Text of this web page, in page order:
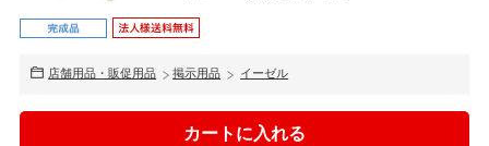
店舗用品・販促用品 掲示用品 イーゼル